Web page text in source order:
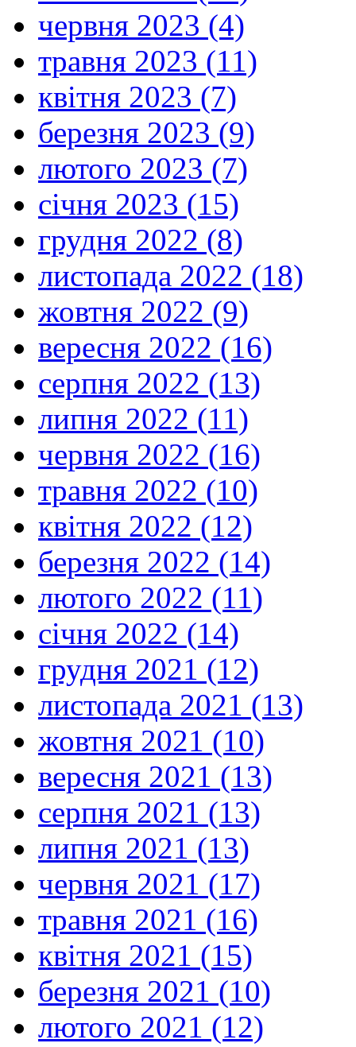
червня 2023 (4)
травня 2023 (11)
квітня 2023 (7)
березня 2023 (9)
лютого 2023 (7)
січня 2023 (15)
грудня 2022 (8)
листопада 2022 (18)
жовтня 2022 (9)
вересня 2022 (16)
серпня 2022 (13)
липня 2022 (11)
червня 2022 (16)
травня 2022 (10)
квітня 2022 (12)
березня 2022 (14)
лютого 2022 (11)
січня 2022 (14)
грудня 2021 (12)
листопада 2021 (13)
жовтня 2021 (10)
вересня 2021 (13)
серпня 2021 (13)
липня 2021 (13)
червня 2021 (17)
травня 2021 (16)
квітня 2021 (15)
березня 2021 (10)
лютого 2021 (12)